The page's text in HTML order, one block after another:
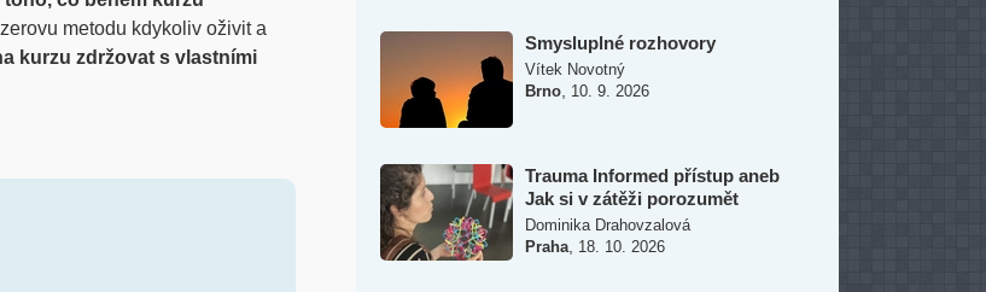
metodu kdykoliv oživit a
kurzu zdržovat s vlastními
Smysluplné rozhovory
Vítek Novotný
Brno 10. 9. 2026
Trauma Informed přístup aneb
Jak si v zátěži porozumět
Dominika Drahovzalová
Praha 18. 10. 2026